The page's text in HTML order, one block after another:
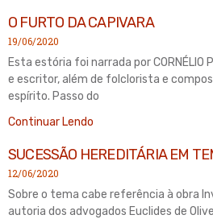
O FURTO DA CAPIVARA
19/06/2020
Esta estória foi narrada por CORNÉLIO
e escritor, além de folclorista e
espírito. Passo do
Continuar Lendo
SUCESSÃO HEREDITÁRIA EM
12/06/2020
Sobre o tema cabe referência à obra
autoria dos advogados Euclides de